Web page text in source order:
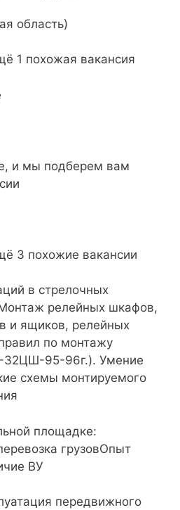
область)
1 похожая вакансия
и мы подберем вам
3 похожие вакансии
в стрелочных
релейных шкафов,
и ящиков, релейных
по монтажу
32ЦШ-95-96г.). Умение
схемы монтируемого
площадке:
грузовОпыт
ВУ
передвижного